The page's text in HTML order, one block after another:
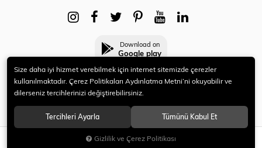
SEPETE EKLE
Download on
Google play
© 2021 HERYENİ. Tüm hakları saklıdır.
Size daha iyi hizmet verebilmek için internet sitemizde çerezler
kullanılmaktadır. Çerez Politikaları Aydınlatma Metni’ni okuyabilir ve
dilerseniz tercihlerinizi değiştirebilirsiniz.
Tercihleri Ayarla Tümünü Kabul Et
Gizlilik ve Çerez Politikası